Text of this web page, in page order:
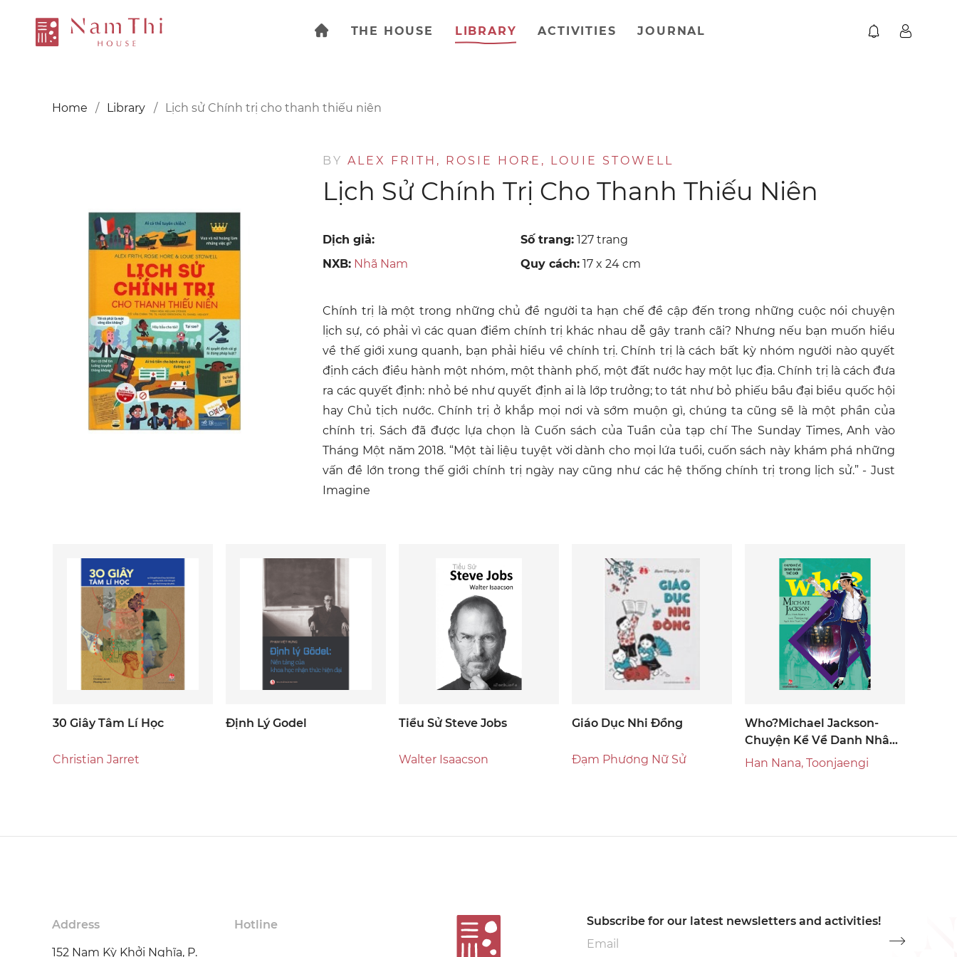
THE HOUSE LIBRARY ACTIVITIES JOURNAL
Home Library Lịch sử Chính trị cho thanh thiếu niên
BYALEX FRITH, ROSIE HORE, LOUIE STOWELL
Lịch Sử Chính Trị Cho Thanh Thiếu Niên
Dịch giả: Số trang: 127 trang
NXB: Nhã Nam Quy cách: 17 x 24 cm
Chính trị là một trong những chủ đề người ta hạn chế đề cập đến trong những cuộc nói chuyện
lịch sự, có phải vì các quan điểm chính trị khác nhau dễ gây tranh cãi? Nhưng nếu bạn muốn hiểu
về thế giới xung quanh, bạn phải hiểu về chính trị. Chính trị là cách bất kỳ nhóm người nào quyết
định cách điều hành một nhóm, một thành phố, một đất nước hay một lục địa. Chính trị là cách đưa
ra các quyết định: nhỏ bé như quyết định ai là lớp trưởng; to tát như bỏ phiếu bầu đại biểu quốc hội
hay Chủ tịch nước. Chính trị ở khắp mọi nơi và sớm muộn gì, chúng ta cũng sẽ là một phần của
chính trị. Sách đã được lựa chọn là Cuốn sách của Tuần của tạp chí The Sunday Times, Anh vào
Tháng Một năm 2018. “Một tài liệu tuyệt vời dành cho mọi lứa tuổi, cuốn sách này khám phá những
vấn đề lớn trong thế giới chính trị ngày nay cũng như các hệ thống chính trị trong lịch sử.” - Just
Imagine
30 Giây Tâm Lí Học
Christian Jarret
Định Lý Godel Tiểu Sử Steve Jobs
Walter Isaacson
Giáo Dục Nhi Đồng
Đạm Phương Nữ Sử
Who?michael Jackson-
Chuyện Kể Về Danh Nhân
Thế Giới
Han Nana, Toonjaengi
Address
152 Nam Kỳ Khởi Nghĩa, P.
Hotline Subscribe for our latest newsletters and activities!